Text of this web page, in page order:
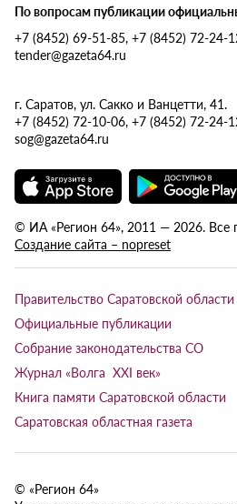
По вопросам публикации
+7 (8452) 69-51-85, +7 (8452) 72-24-
tender@gazeta64.ru
г. Саратов, ул. Сакко и Ванцетти, 41.
+7 (8452) 72-10-06, +7 (8452) 72-24-
sog@gazeta64.ru
© ИА «Регион 64», 2011 — 2026. Все
Создание сайта – nopreset
Правительство Саратовской области
Официальные публикации
Собрание законодательства СО
Журнал «Волга XXI век»
Книга памяти Саратовской области
Саратовская областная газета
© «Регион 64»